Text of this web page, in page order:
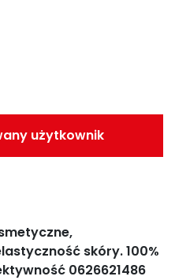
użytkownik
skóry. 100%
0626621486